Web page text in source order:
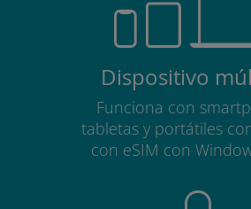
Dispositivo
Funciona con
tabletas y portátiles
con eSIM con